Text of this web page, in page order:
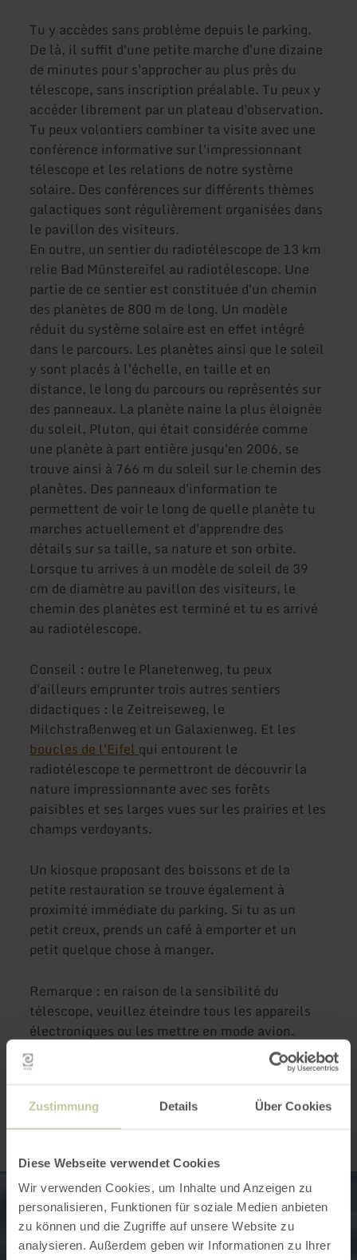
Zustimmung Details Über Cookies
Diese Webseite verwendet Cookies
Wir verwenden Cookies, um Inhalte und Anzeigen zu
personalisieren, Funktionen für soziale Medien anbieten
zu können und die Zugriffe auf unsere Website zu
analysieren. Außerdem geben wir Informationen zu Ihrer
Tu y accèdes sans problème depuis le parking.
De là, il suffit d'une petite marche d'une dizaine
de minutes pour s'approcher au plus près du
télescope, sans inscription préalable. Tu peux y
accéder librement par un plateau d'observation.
Tu peux volontiers combiner ta visite avec une
conférence informative sur l'impressionnant
télescope et les relations de notre système
solaire. Des conférences sur différents thèmes
galactiques sont régulièrement organisées dans
le pavillon des visiteurs.
En outre, un sentier du radiotélescope de 13 km
relie Bad Münstereifel au radiotélescope. Une
partie de ce sentier est constituée d'un chemin
des planètes de 800 m de long. Un modèle
réduit du système solaire est en effet intégré
dans le parcours. Les planètes ainsi que le soleil
y sont placés à l'échelle, en taille et en
distance, le long du parcours ou représentés sur
des panneaux. La planète naine la plus éloignée
du soleil, Pluton, qui était considérée comme
une planète à part entière jusqu'en 2006, se
trouve ainsi à 766 m du soleil sur le chemin des
planètes. Des panneaux d'information te
permettent de voir le long de quelle planète tu
marches actuellement et d'apprendre des
détails sur sa taille, sa nature et son orbite.
Lorsque tu arrives à un modèle de soleil de 39
cm de diamètre au pavillon des visiteurs, le
chemin des planètes est terminé et tu es arrivé
au radiotélescope.
Conseil : outre le Planetenweg, tu peux
d'ailleurs emprunter trois autres sentiers
didactiques : le Zeitreiseweg, le
Milchstraßenweg et un Galaxienweg. Et les
boucles de l'Eifel qui entourent le
radiotélescope te permettront de découvrir la
nature impressionnante avec ses forêts
paisibles et ses larges vues sur les prairies et les
champs verdoyants.
Un kiosque proposant des boissons et de la
petite restauration se trouve également à
proximité immédiate du parking. Si tu as un
petit creux, prends un café à emporter et un
petit quelque chose à manger.
Remarque : en raison de la sensibilité du
télescope, veuillez éteindre tous les appareils
électroniques ou les mettre en mode avion.
Impressions